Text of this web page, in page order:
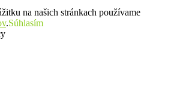
na našich stránkach používame
.Súhlasím